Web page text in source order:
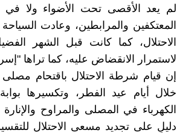
لم يعد الأقصى تحت الأضواء ولا في
المعتكفين والمرابطين، وعادت
الاحتلال، كما كانت قبل الشهر
لاستمرار الانقضاض عليه، كما تراها
إن قيام شرطة الاحتلال باقتحام
خلال أيام عيد الفطر، وتكسيرها
الكهرباء في المصلى والمراوح
دليلٍ على تجديد مسعى الاحتلال